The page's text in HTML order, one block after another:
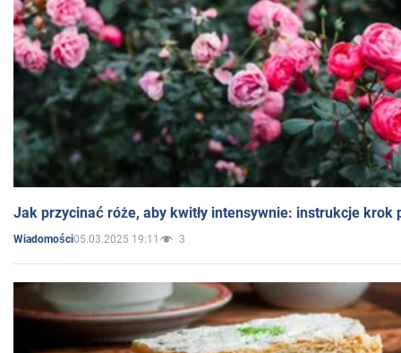
Jak przycinać róże, aby kwitły intensywnie: instrukcje krok
Wiadomości05.03.2025 19:11 3